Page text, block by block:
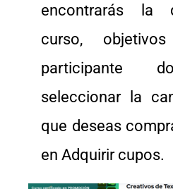
encontrarás la
curso,
participante
seleccionar la
que deseas
en Adquirir cupos.